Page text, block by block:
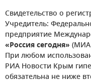
Свидетельство о
Учредитель:
предприятие
«Россия сегодня» (МИА
При любом
РИА Новости Крым
обязательна не ниже